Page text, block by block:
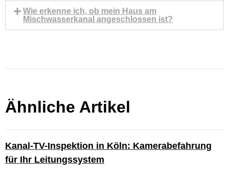
Wie erkenne ich, ob mein Haus am
Mischwasserkanal angeschlossen ist?
Ähnliche Artikel
Kanal-TV-Inspektion in Köln: Kamerabefahrung
für Ihr Leitungssystem